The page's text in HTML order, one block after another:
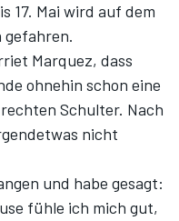
17. Mai wird auf dem
gefahren.
Marquez, dass
ohnehin schon eine
Schulter. Nach
nicht
und habe gesagt:
fühle ich mich gut,